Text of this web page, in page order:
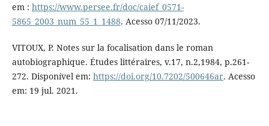
em : https://www.persee.fr/doc/caief_0571-
5865_2003_num_55_1_1488. Acesso 07/11/2023.
VITOUX, P. Notes sur la focalisation dans le roman
autobiographique. Études littéraires, v.17, n.2,1984, p.261-
272. Disponível em: https://doi.org/10.7202/500646ar. Acesso
em: 19 jul. 2021.